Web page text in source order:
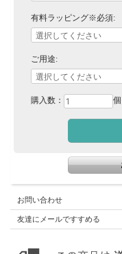
有料ラッピング※必須:
ご用途:
購入数： 個
お問い合わせ
友達にメールですすめる